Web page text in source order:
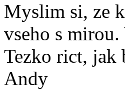
Myslim si, ze
vseho s
Tezko rict, jak
Andy